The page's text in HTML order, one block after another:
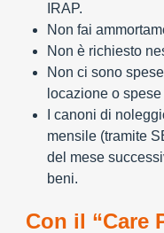
IRAP.
Non fai
Non è richiesto
Non ci sono
locazione o
I canoni di
mensile (tramite
del mese
beni.
Con il “Care